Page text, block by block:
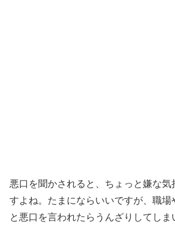
悪口を聞かされると、ちょっと嫌な気
すよね。たまにならいいですが、職場
と悪口を言われたらうんざりしてしま